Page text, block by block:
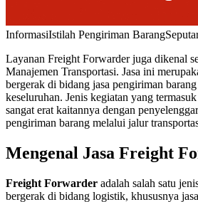
InformasiIstilah Pengiriman Barang
Layanan Freight Forwarder juga dikenal
Manajemen Transportasi. Jasa ini
bergerak di bidang jasa pengiriman
keseluruhan. Jenis kegiatan yang
sangat erat kaitannya dengan
pengiriman barang melalui jalur
Mengenal Jasa Freight
Freight Forwarder adalah salah satu
bergerak di bidang logistik, khususnya